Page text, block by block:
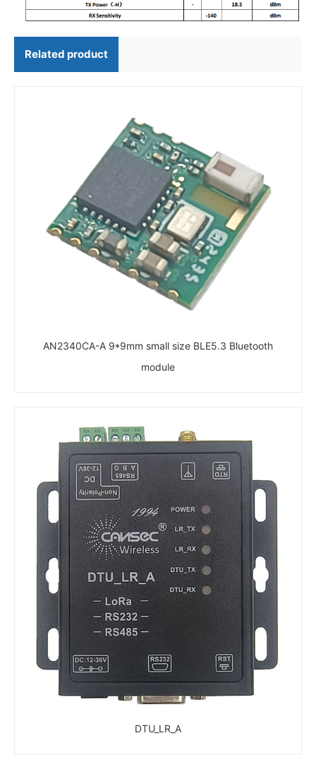
Related product
AN2340CA-A 9*9mm small size BLE5.3 Bluetooth
module
DTU_LR_A